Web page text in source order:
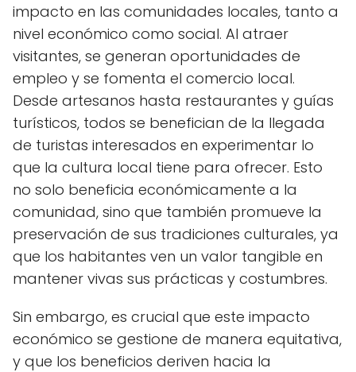
impacto en las comunidades locales, tanto a
nivel económico como social. Al atraer
visitantes, se generan oportunidades de
empleo y se fomenta el comercio local.
Desde artesanos hasta restaurantes y guías
turísticos, todos se benefician de la llegada
de turistas interesados en experimentar lo
que la cultura local tiene para ofrecer. Esto
no solo beneficia económicamente a la
comunidad, sino que también promueve la
preservación de sus tradiciones culturales, ya
que los habitantes ven un valor tangible en
mantener vivas sus prácticas y costumbres.
Sin embargo, es crucial que este impacto
económico se gestione de manera equitativa,
y que los beneficios deriven hacia la